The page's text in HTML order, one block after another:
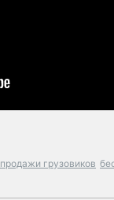
продажи грузовиков